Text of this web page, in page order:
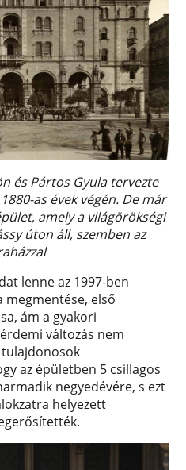
és Pártos Gyula tervezte
as évek végén. De már
amely a világörökségi
úton áll, szemben az
lenne az 1997-ben
megmentése, első
ám a gyakori
változás nem
az épületben 5 csillagos
negyedévére, s ezt
helyezett